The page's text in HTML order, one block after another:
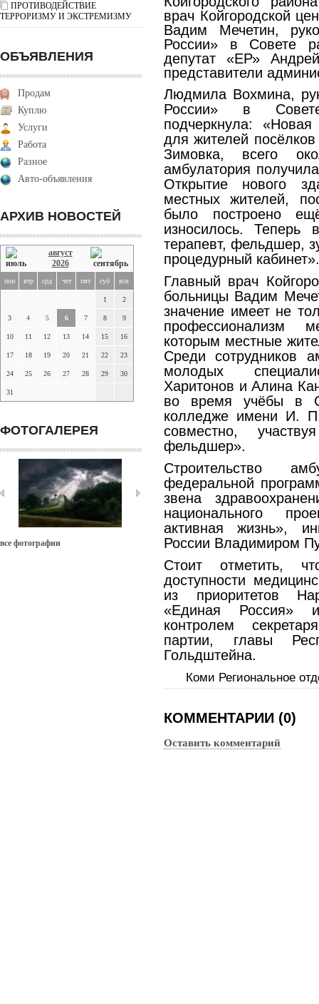
ПРОТИВОДЕЙСТВИЕ
ТЕРРОРИЗМУ И ЭКСТРЕМИЗМУ
ОБЪЯВЛЕНИЯ
Продам
Куплю
Услуги
Работа
Разное
Авто-объявления
АРХИВ НОВОСТЕЙ
август
2026
пон втр срд чет пят суб вск
1 2
3 4 5 6 7 8 9
10 11 12 13 14 15 16
17 18 19 20 21 22 23
24 25 26 27 28 29 30
31
ФОТОГАЛЕРЕЯ
все фотографии
врач Койгородской
Вадим Мечетин,
России» в Совете
депутат «ЕР»
представители
Людмила Вохмина,
России» в
подчеркнула: «Новая
для жителей
Зимовка, всего
амбулатория
Открытие нового
местных жителей,
было построено
износилось. Теперь
терапевт, фельдшер,
процедурный кабинет».
Главный врач
больницы Вадим
значение имеет не
профессионализм
которым местные
Среди сотрудников
молодых
Харитонов и Алина
во время учёбы в
колледже имени И.
совместно,
фельдшер».
Строительство
федеральной
звена
национального
активная жизнь»,
России Владимиром
Стоит отметить,
доступности
из приоритетов
«Единая Россия»
контролем
партии, главы
Гольдштейна.
Коми Региональное
КОММЕНТАРИИ (0)
Оставить комментарий